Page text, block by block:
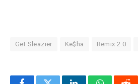
Get Sleazier Ke$ha Remix 2.0